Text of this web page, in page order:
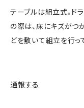
テーブルは組立式。ド
の際は、床にキズがつ
どを敷いて組立を行っ
通報する